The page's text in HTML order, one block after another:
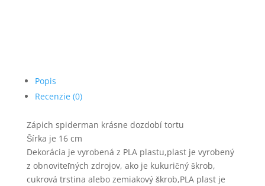
Popis
Recenzie (0)
Zápich spiderman krásne dozdobí tortu
Šírka je 16 cm
Dekorácia je vyrobená z PLA plastu,plast je vyrobený
z obnoviteľných zdrojov, ako je kukuričný škrob,
cukrová trstina alebo zemiakový škrob,PLA plast je